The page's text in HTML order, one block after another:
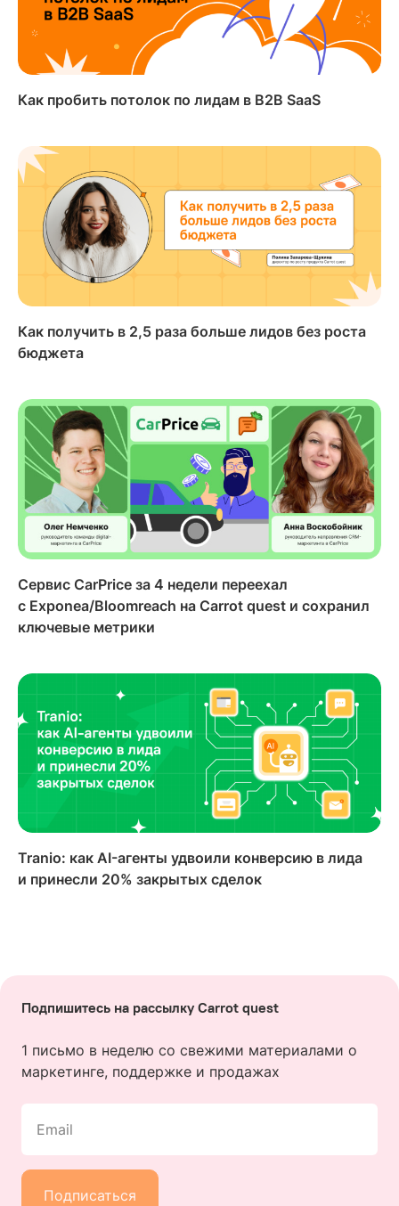
Как пробить потолок по лидам в B2B SaaS
Как получить в 2,5 раза больше лидов без роста
бюджета
Сервис CarPrice за 4 недели переехал
с Exponea/Bloomreach на Carrot quest и сохранил
ключевые метрики
Tranio: как AI-агенты удвоили конверсию в лида
и принесли 20% закрытых сделок
Подпишитесь на рассылку Carrot quest
1 письмо в неделю со свежими материалами о
маркетинге, поддержке и продажах
Email
Подписаться